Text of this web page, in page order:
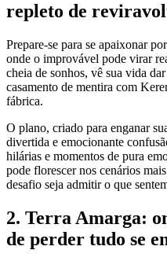
repleto de
Prepare-se para se apaixonar
onde o improvável pode virar
cheia de sonhos, vê sua vida
casamento de mentira com
fábrica.
O plano, criado para enganar
divertida e emocionante
hilárias e momentos de pura
pode florescer nos cenários
desafio seja admitir o que
2. Terra Amarga:
de perder tudo se